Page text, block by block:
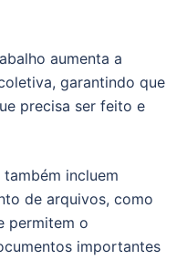
aumenta a
garantindo que
precisa ser feito e
incluem
de arquivos, como
permitem o
importantes